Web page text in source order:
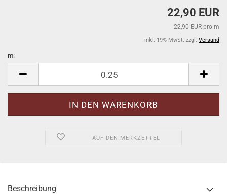
22,90 EUR
22,90 EUR pro m
inkl. 19% MwSt. zzgl. Versand
m:
AUF DEN MERKZETTEL
Beschreibung